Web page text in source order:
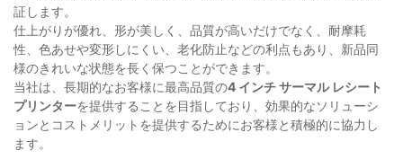
証します。
仕上がりが優れ、形が美しく、品質が高いだけでなく、耐摩耗
性、色あせや変形しにくい、老化防止などの利点もあり、新品同
様のきれいな状態を長く保つことができます。
当社は、長期的なお客様に最高品質の4 インチ サーマル レシート
プリンターを提供することを目指しており、効果的なソリューシ
ョンとコストメリットを提供するためにお客様と積極的に協力し
ます。